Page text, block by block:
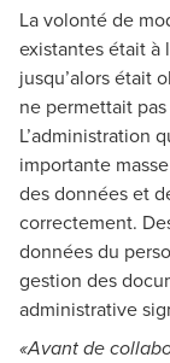
La volonté de
existantes était à
jusqu’alors était
ne permettait
L’administration
importante
des données et
correctement.
données du
gestion des
administrative
«Avant de